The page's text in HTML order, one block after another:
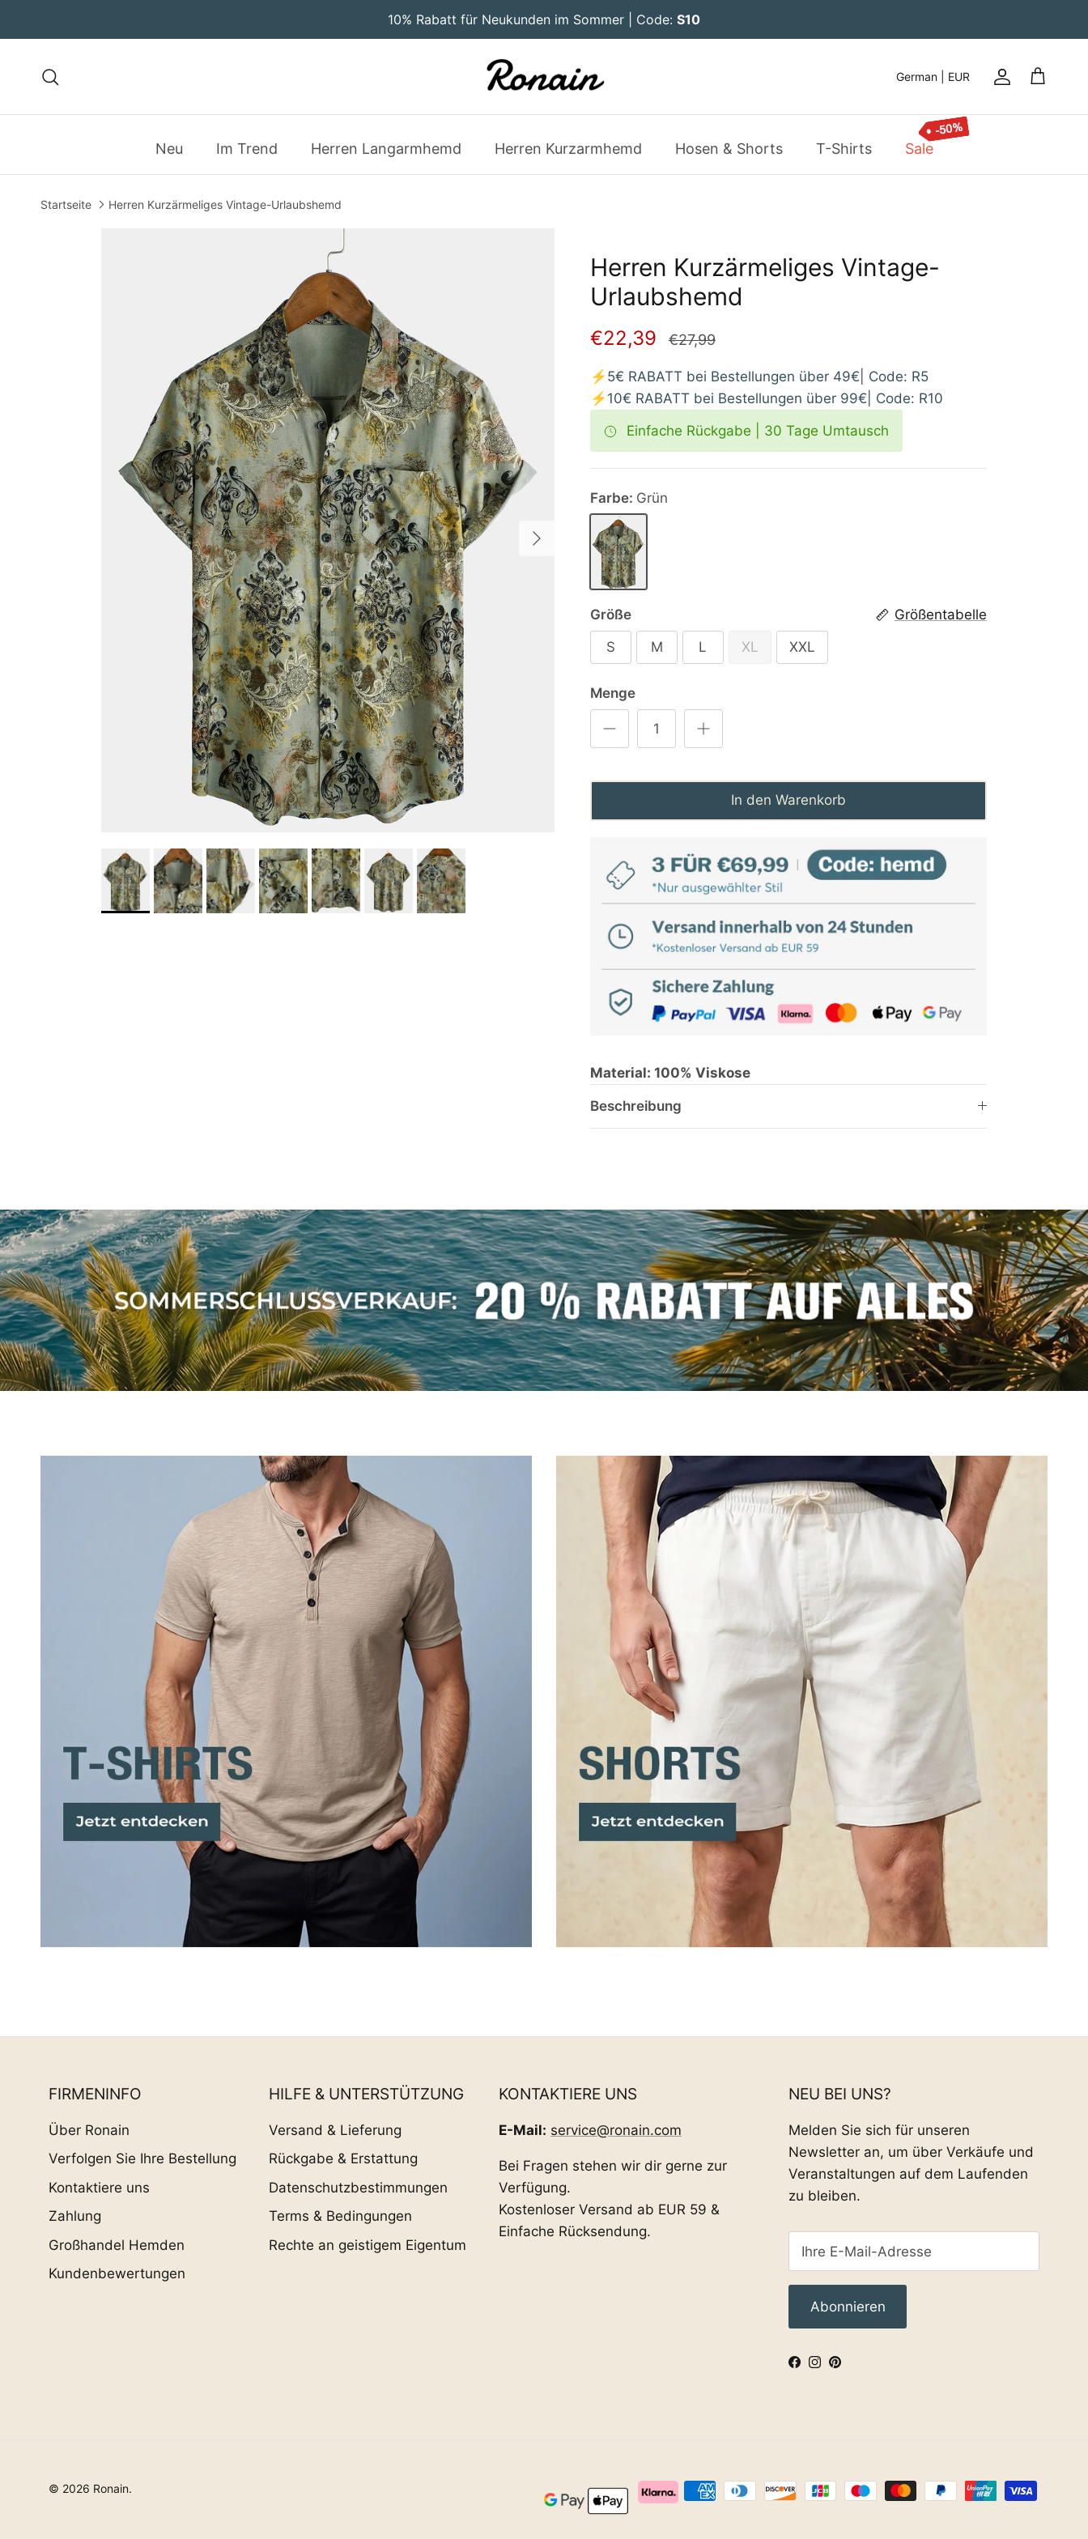
10% Rabatt für Neukunden im Sommer | Code: S10
German | EUR
Konto
Neu Im Trend Herren Langarmhemd Herren Kurzarmhemd Hosen & Shorts T-Shirts Sale
Startseite Herren Kurzärmeliges Vintage-Urlaubshemd
Nächste
Herren Kurzärmeliges Vintage-
Urlaubshemd
€22,39 €27,99
⚡5€ RABATT bei Bestellungen über 49€| Code: R5
⚡10€ RABATT bei Bestellungen über 99€| Code: R10
Einfache Rückgabe | 30 Tage Umtausch
Farbe: Grün
Größe
Größentabelle
S
M L XL XXL
Menge
In den Warenkorb
Material: 100% Viskose
Beschreibung
FIRMENINFO
Über Ronain
Verfolgen Sie Ihre Bestellung
Kontaktiere uns
Zahlung
Großhandel Hemden
Kundenbewertungen
HILFE & UNTERSTÜTZUNG
Versand & Lieferung
Rückgabe & Erstattung
Datenschutzbestimmungen
Terms & Bedingungen
Rechte an geistigem Eigentum
KONTAKTIERE UNS
E-Mail: service@ronain.com
Bei Fragen stehen wir dir gerne zur
Verfügung.
Kostenloser Versand ab EUR 59 &
Einfache Rücksendung.
NEU BEI UNS?
Melden Sie sich für unseren
Newsletter an, um über Verkäufe und
Veranstaltungen auf dem Laufenden
zu bleiben.
Abonnieren
Facebook
Instagram
Pinterest
© 2026 Ronain.